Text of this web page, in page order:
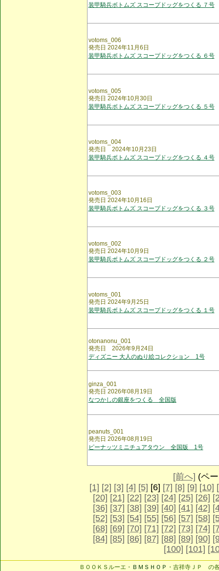
装甲騎兵ボトムズ スコープドッグをつくる ７号
votoms_006
発売日 2024年11月6日
装甲騎兵ボトムズ スコープドッグをつくる ６号
votoms_005
発売日 2024年10月30日
装甲騎兵ボトムズ スコープドッグをつくる ５号
votoms_004
発売日 2024年10月23日
装甲騎兵ボトムズ スコープドッグをつくる ４号
votoms_003
発売日 2024年10月16日
装甲騎兵ボトムズ スコープドッグをつくる ３号
votoms_002
発売日 2024年10月9日
装甲騎兵ボトムズ スコープドッグをつくる ２号
votoms_001
発売日 2024年9月25日
装甲騎兵ボトムズ スコープドッグをつくる １号
otonanonu_001
発売日 2026年9月24日
ディズニー 大人のぬり絵コレクション 1号
ginza_001
発売日 2026年08月19日
なつかしの銀座をつくる 全国版
peanuts_001
発売日 2026年08月19日
ピーナッツミニチュアタウン 全国版 1号
[前へ] (ペ
[1] [2] [3] [4] [5] [6] [7] [8] [9] [10]
[20] [21] [22] [23] [24] [25] [26]
[36] [37] [38] [39] [40] [41] [42]
[52] [53] [54] [55] [56] [57] [58]
[68] [69] [70] [71] [72] [73] [74]
[84] [85] [86] [87] [88] [89] [90]
[100] [101]
ＢＯＯＫＳルーエ・ ＢＭＳＨＯＰ ・吉祥寺ＪＰ の